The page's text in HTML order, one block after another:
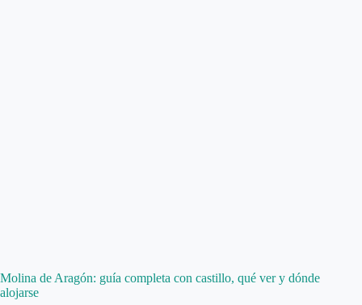
Molina de Aragón: guía completa con castillo, qué ver y dónde
alojarse